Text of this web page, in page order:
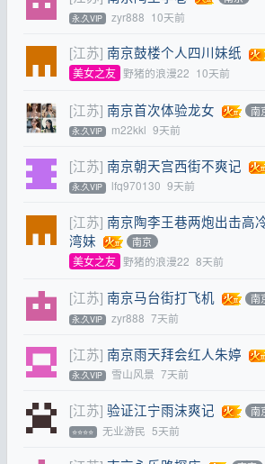
永.久VIP zyr888 10天前
[江苏] 南京鼓楼个人四川妹纸
美女之友 野猪的浪漫22 10天前
[江苏] 南京首次体验龙女 南
永.久VIP m22kkl 9天前
[江苏] 南京朝天宫西街不爽记
永.久VIP lfq970130 9天前
[江苏] 南京陶李王巷两炮出击高
湾妹
南京
美女之友 野猪的浪漫22 8天前
[江苏] 南京马台街打飞机 南
永.久VIP zyr888 7天前
[江苏] 南京雨天拜会红人朱婷
永.久VIP 雪山风景 7天前
[江苏] 验证江宁雨沫爽记 南
⭐⭐⭐⭐ 无业游民 5天前